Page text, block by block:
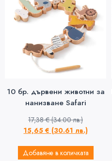
10 бр. дървени животни за
нанизване Safari
17,38€ (34.00 лв.)
15,65 € (30.61 лв.)
Добавяне в количката